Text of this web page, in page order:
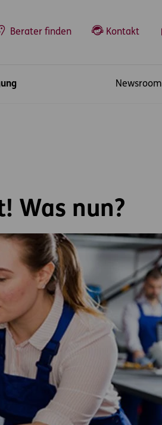
Berater finden Kontakt
Newsroom
Was nun?